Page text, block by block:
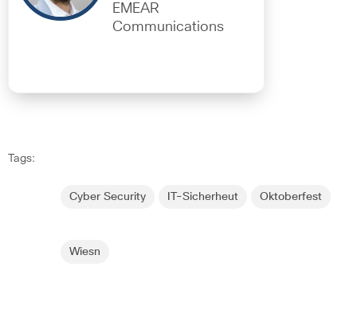
EMEAR
Communications
Tags:
Cyber Security IT-Sicherheut Oktoberfest
Wiesn